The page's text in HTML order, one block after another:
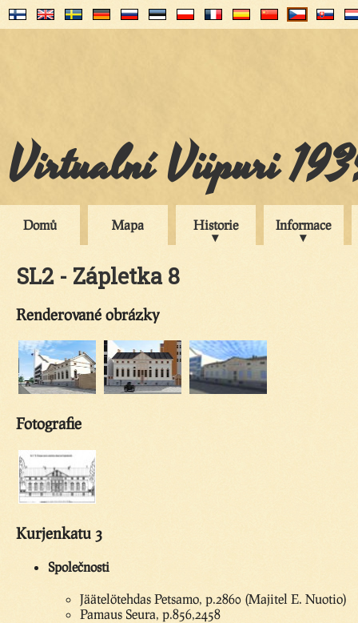
Virtualní Viipuri
Domů Mapa Historie Informace
SL2 - Zápletka 8
Renderované obrázky
Fotografie
Kurjenkatu 3
Společnosti
Jäätelötehdas Petsamo, p.2860 (Majitel E. Nuotio)
Pamaus Seura, p.856,2458